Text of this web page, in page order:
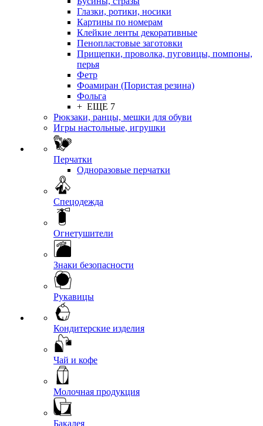
Глазки, ротики, носики
Картины по номерам
Клейкие ленты декоративные
Пенопластовые заготовки
Прищепки, проволка, пуговицы, помпоны,
перья
Фетр
Фоамиран (Пористая резина)
Фольга
+ ЕЩЕ 7
Рюкзаки, ранцы, мешки для обуви
Игры настольные, игрушки
Перчатки
Одноразовые перчатки
Спецодежда
Огнетушители
Знаки безопасности
Рукавицы
Кондитерские изделия
Чай и кофе
Молочная продукция
Бакалея